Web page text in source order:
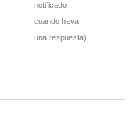
notificado
cuando haya
una respuesta)